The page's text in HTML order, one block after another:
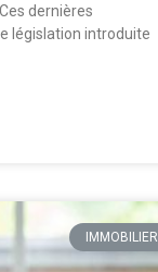
dernières
législation introduite
IMMOBILIER